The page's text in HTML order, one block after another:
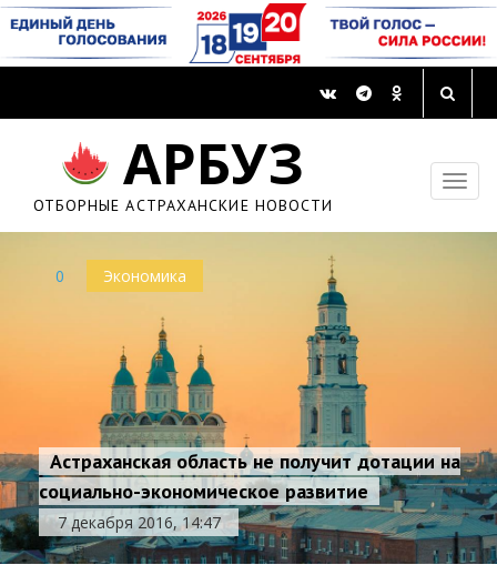
АРБУЗ
ОТБОРНЫЕ АСТРАХАНСКИЕ НОВОСТИ
0 Экономика
Астраханская область не получит дотации на
социально-экономическое развитие
7 декабря 2016, 14:47